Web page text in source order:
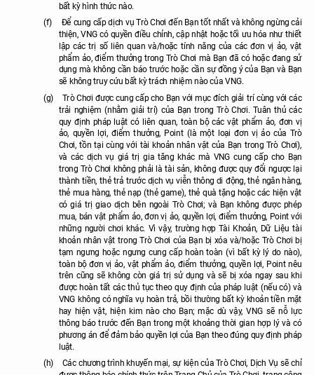
bất kỳ hình thức nào.
(f)
Để cung cấp dịch vụ Trò Chơi đến Bạn tốt nhất và không ngừng cải
thiện, VNG có quyền điều chỉnh, cập nhật hoặc tối ưu hóa như thiết
lập các trị số liên quan và/hoặc tính năng của các đơn vị ảo, vật
phẩm ảo, điểm thưởng trong Trò Chơi mà Bạn đã có hoặc đang sử
dụng mà không cần báo trước hoặc cần sự đồng ý của Bạn và Bạn
sẽ không truy cứu bất kỳ trách nhiệm nào của VNG.
(g)
Trò Chơi được cung cấp cho Bạn với mục đích giải trí cùng với các
trải nghiệm (nhằm giải trí) của Bạn trong Trò Chơi. Tuân thủ các
quy định pháp luật có liên quan, toàn bộ các vật phẩm ảo, đơn vị
ảo, quyền lợi, điểm thưởng, Point (là một loại đơn vị ảo của Trò
Chơi, tồn tại cùng với tài khoản nhân vật của Bạn trong Trò Chơi),
và các dịch vụ giá trị gia tăng khác mà VNG cung cấp cho Bạn
trong Trò Chơi không phải là tài sản, không được quy đổi ngược lại
thành tiền, thẻ trả trước dịch vụ viễn thông di động, thẻ ngân hàng,
thẻ mua hàng, thẻ nạp (thẻ game), thẻ quà tặng hoặc các hiện vật
có giá trị giao dịch bên ngoài Trò Chơi; và Bạn không được phép
mua, bán vật phẩm ảo, đơn vị ảo, quyền lợi, điểm thưởng, Point với
những người chơi khác. Vì vậy, trường hợp Tài Khoản, Dữ Liệu tài
khoản nhân vật trong Trò Chơi của Bạn bị xóa và/hoặc Trò Chơi bị
tạm ngưng hoặc ngưng cung cấp hoàn toàn (vì bất kỳ lý do nào),
toàn bộ đơn vị ảo, vật phẩm ảo, điểm thưởng, quyền lợi, Point nêu
trên cũng sẽ không còn giá trị sử dụng và sẽ bị xóa ngay sau khi
được hoàn tất các thủ tục theo quy định của pháp luật (nếu có) và
VNG không có nghĩa vụ hoàn trả, bồi thường bất kỳ khoản tiền mặt
hay hiện vật, hiện kim nào cho Bạn; mặc dù vậy, VNG sẽ nỗ lực
thông báo trước đến Bạn trong một khoảng thời gian hợp lý và có
phương án để đảm bảo quyền lợi của Bạn theo đúng quy định pháp
luật.
(h)
Các chương trình khuyến mại, sự kiện của Trò Chơi, Dịch Vụ sẽ chỉ